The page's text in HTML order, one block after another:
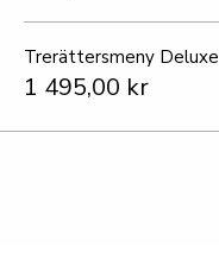
Trerättersmeny Deluxe
1 495,00 kr